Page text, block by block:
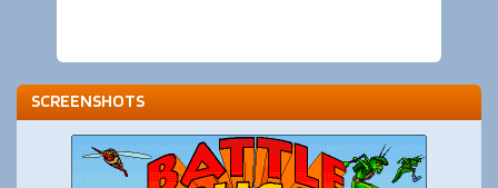
SCREENSHOTS